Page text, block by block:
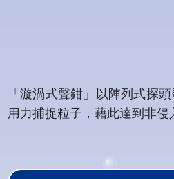
「漩渦式聲鉗」以陣列式探
用力捕捉粒子，藉此達到非